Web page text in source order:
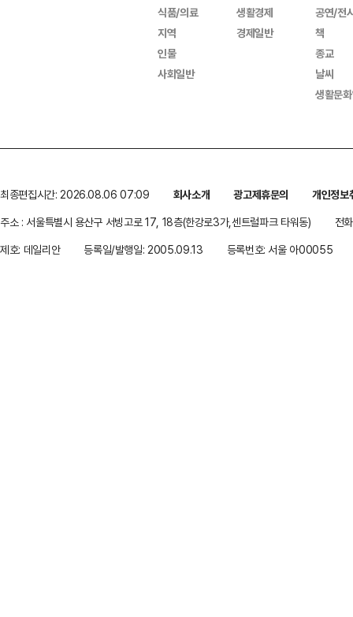
식품/의료
지역
인물
사회일반
생활경제
경제일반
공연/전
책
종교
날씨
생활문
최종편집시간: 2026.08.06 07:09 회사소개 광고제휴문의
개인정보
주소 : 서울특별시 용산구 서빙고로 17, 18층(한강로3가,센트럴파크 타워동)
전
제호: 데일리안
등록일/발행일: 2005.09.13 등록번호: 서울 아00055